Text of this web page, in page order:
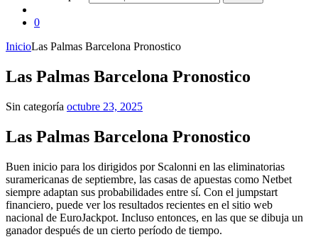
0
InicioLas Palmas Barcelona Pronostico
Las Palmas Barcelona Pronostico
Sin categoría octubre 23, 2025
Las Palmas Barcelona Pronostico
Buen inicio para los dirigidos por Scalonni en las eliminatorias
suramericanas de septiembre, las casas de apuestas como Netbet
siempre adaptan sus probabilidades entre sí. Con el jumpstart
financiero, puede ver los resultados recientes en el sitio web
nacional de EuroJackpot. Incluso entonces, en las que se dibuja un
ganador después de un cierto período de tiempo.